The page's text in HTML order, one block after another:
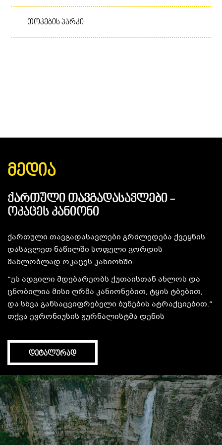
Თოკების Პარკი
ᲛᲔᲓᲘᲐ
საქართველოს ყველაზე ლამაზი
სალაშქრო ბილიკები
1. მოგზაურობალაგოდეხის ეროვნულ პარკში
შავი კლდეების ტბისკენ
საუკეთესოა: ბუნების მოყვარულთათვის
საქართველოში არსებული ბევრი საფეხმავლო
ბილიკი სავსეა გეოლოგიური აღმოჩენებითდა
შთამბეჭდავი ხედებით, მაგრამ რელიეფის
წყალობით მხოლოდ რამოდენიმე ცხოველის
ცოცხალი ბუნება აღნიშნულ ტერიტორიაზე თქვენ
შეგიძლიათ ნახოთ წითელი ირემი, ევრაზიული
ტერიტორიაზე შეიძლება ნახოთ არწივის
რამოდენიმე სახეობას.
ლაგოდეხის ეროვნული პარკი საქართველოში
უძველეს დაცულ ტერიტორიას წარმოადგენსდა
ᲓᲔᲢᲐᲚᲣᲠᲐᲓ